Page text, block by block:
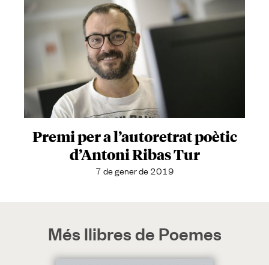
Premi per a l’autoretrat poètic
d’Antoni Ribas Tur
7 de gener de 2019
Més llibres de Poemes